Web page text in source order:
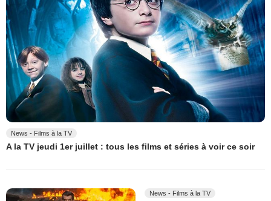
News - Films à la TV
A la TV jeudi 1er juillet : tous les films et séries à voir ce soir
News - Films à la TV